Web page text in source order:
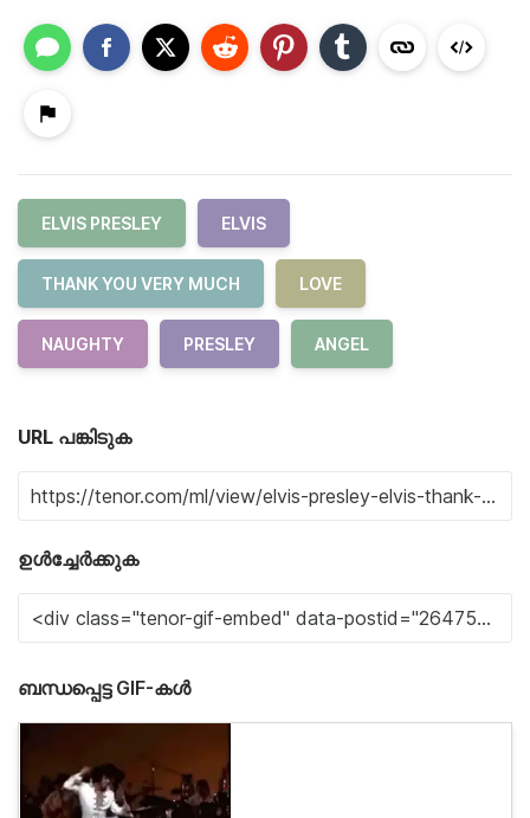
ELVIS PRESLEY ELVIS
THANK YOU VERY MUCH LOVE
NAUGHTY PRESLEY ANGEL
URL പങ്കിടുക
ഉൾച്ചേർക്കുക
ബന്ധപ്പെട്ട GIF-കൾ